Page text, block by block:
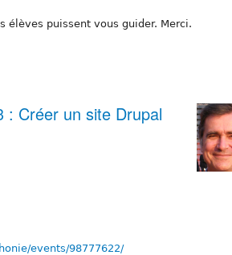
élèves puissent vous guider. Merci.
: Créer un site Drupal
events/98777622/